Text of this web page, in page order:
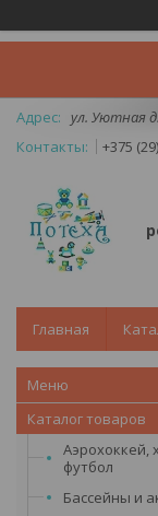
ул. Уютная
+375
Главная
Каталог товаров
Аэрохоккей,
футбол
Бассейны и